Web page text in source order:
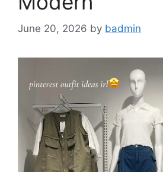
June 20, 2026 by badmin